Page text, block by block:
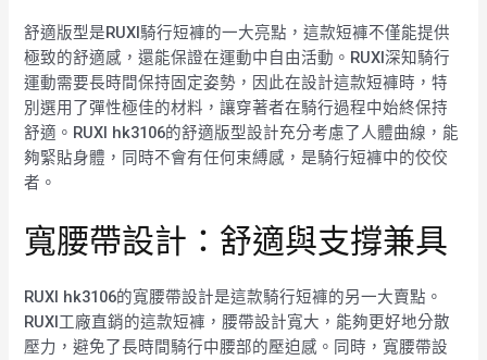
舒適版型是RUXI騎行短褲的一大亮點，這款短褲不僅能提供
極致的舒適感，還能保證在運動中自由活動。RUXI深知騎行
運動需要長時間保持固定姿勢，因此在設計這款短褲時，特
別選用了彈性極佳的材料，讓穿著者在騎行過程中始終保持
舒適。RUXI hk3106的舒適版型設計充分考慮了人體曲線，能
夠緊貼身體，同時不會有任何束縛感，是騎行短褲中的佼佼
者。
寬腰帶設計：舒適與支撐兼具
RUXI hk3106的寬腰帶設計是這款騎行短褲的另一大賣點。
RUXI工廠直銷的這款短褲，腰帶設計寬大，能夠更好地分散
壓力，避免了長時間騎行中腰部的壓迫感。同時，寬腰帶設